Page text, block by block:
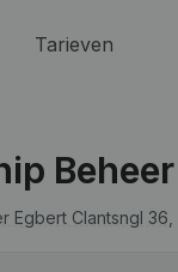
Tarieven
Beheer
Egbert Clantsngl 36,